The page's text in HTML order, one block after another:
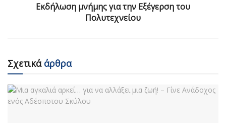
Εκδήλωση μνήμης για την Εξέγερση του
Πολυτεχνείου
Σχετικάάρθρα